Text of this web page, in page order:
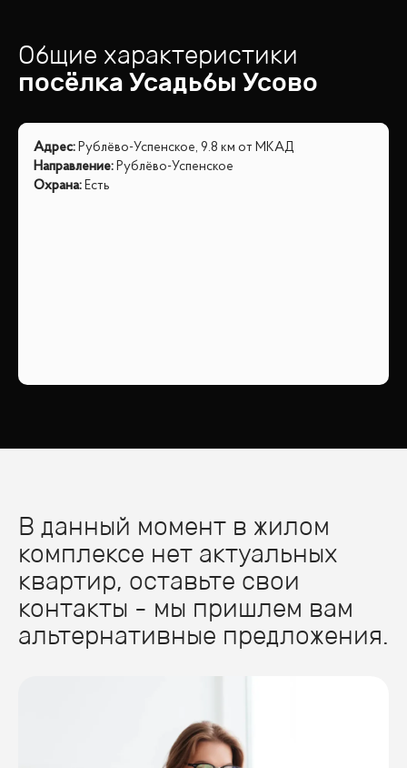
Общие характеристики
посёлка Усадьбы Усово
Адрес: Рублёво-Успенское, 9.8 км от МКАД
Направление: Рублёво-Успенское
Охрана: Есть
В данный момент в жилом
комплексе нет актуальных
квартир, оставьте свои
контакты - мы пришлем вам
альтернативные предложения.